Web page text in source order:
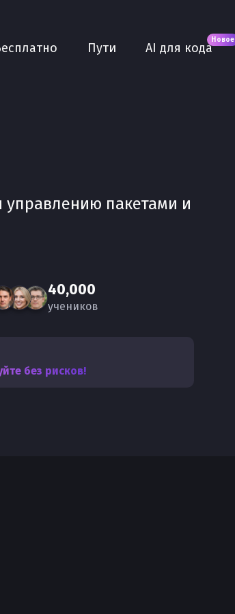
Пути AI для кода
Новое
управлению пакетами и
40,000
учеников
без рисков!